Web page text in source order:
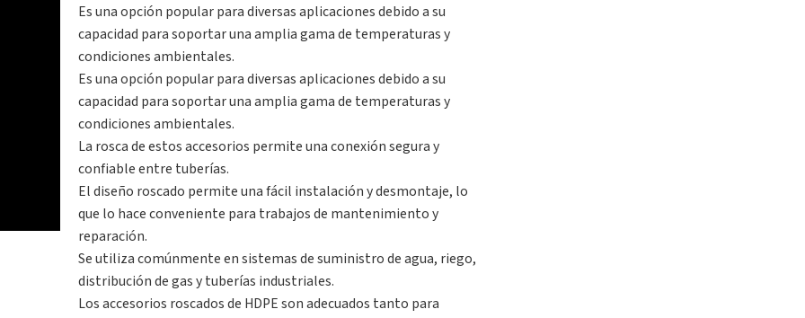
Es una opción popular para diversas aplicaciones debido a su
capacidad para soportar una amplia gama de temperaturas y
condiciones ambientales.
Es una opción popular para diversas aplicaciones debido a su
capacidad para soportar una amplia gama de temperaturas y
condiciones ambientales.
La rosca de estos accesorios permite una conexión segura y
confiable entre tuberías.
El diseño roscado permite una fácil instalación y desmontaje, lo
que lo hace conveniente para trabajos de mantenimiento y
reparación.
Se utiliza comúnmente en sistemas de suministro de agua, riego,
distribución de gas y tuberías industriales.
Los accesorios roscados de HDPE son adecuados tanto para